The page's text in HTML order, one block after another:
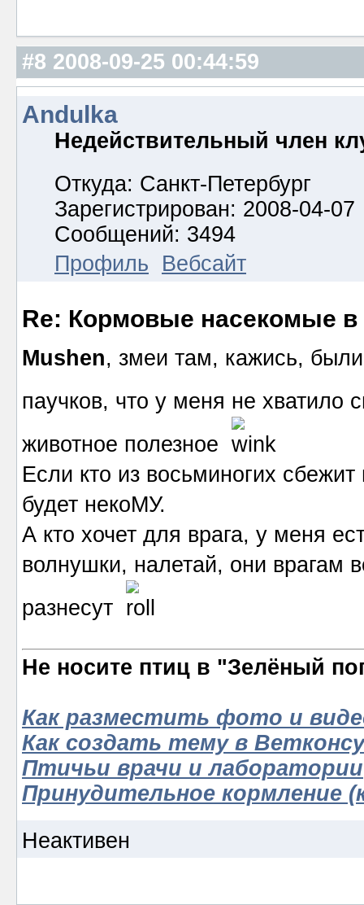
#8 2008-09-25 00:44:59
Andulka
Недействительный член
Откуда: Санкт-Петербург
Зарегистрирован: 2008-04-07
Сообщений: 3494
Профиль
Вебсайт
Re: Кормовые насекомые в
Mushen, змеи там, кажись,
паучков, что у меня не хватило
животное полезное
Если кто из восьминогих
будет некоМУ.
А кто хочет для врага, у меня
волнушки, налетай, они врагам
разнесут
Не носите птиц в "Зелёный
Как разместить фото и
Как создать тему в
Птичьи врачи и лаборатории
Принудительное кормление
Неактивен